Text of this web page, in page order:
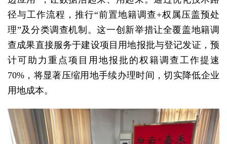
径与工作流程，推行“前置地籍调查+权属压盖预处
理”及分类调查机制。这一创新举措让全覆盖地籍调
查成果直接服务于建设项目用地报批与登记发证，预
计可助力重点项目用地报批的权籍调查工作提速
70%，将显著压缩用地手续办理时间，切实降低企业
用地成本。